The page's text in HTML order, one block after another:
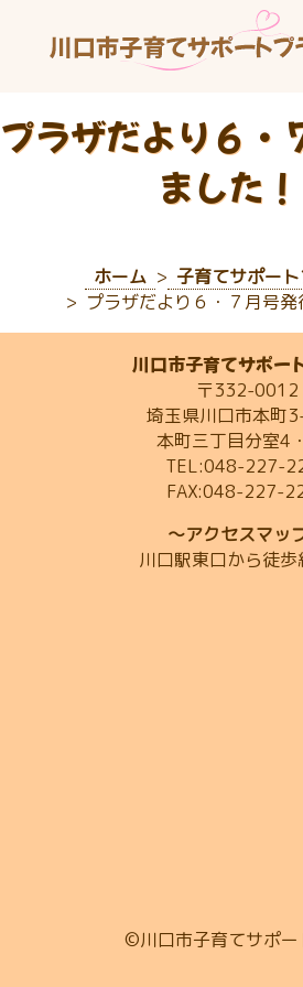
プラザだより６・
ました！
ホーム
子育てサポー
プラザだより６・７月号発
川口市子育てサポー
〒332-0012
埼玉県川口市本町
本町三丁目分室4
TEL:048-227-
FAX:048-227-
～アクセスマッ
川口駅東口から徒
©川口市子育てサポー